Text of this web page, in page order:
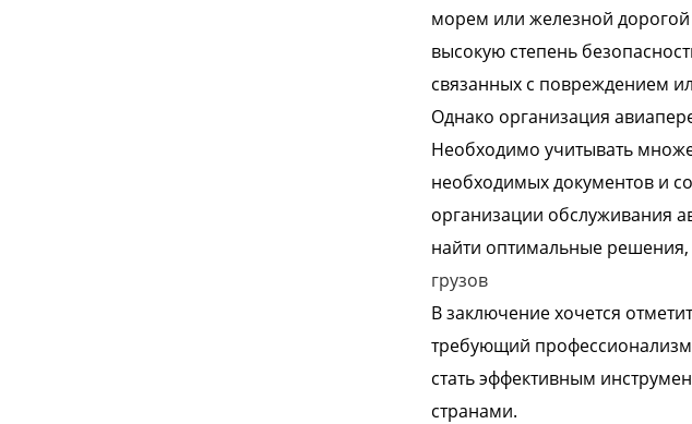
морем или железной дорогой
высокую степень
связанных с повреждением
Однако организация
Необходимо учитывать
необходимых документов и
организации обслуживания
найти оптимальные
грузов
В заключение хочется
требующий
стать эффективным
странами.